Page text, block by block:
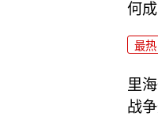
何
最热
里
战